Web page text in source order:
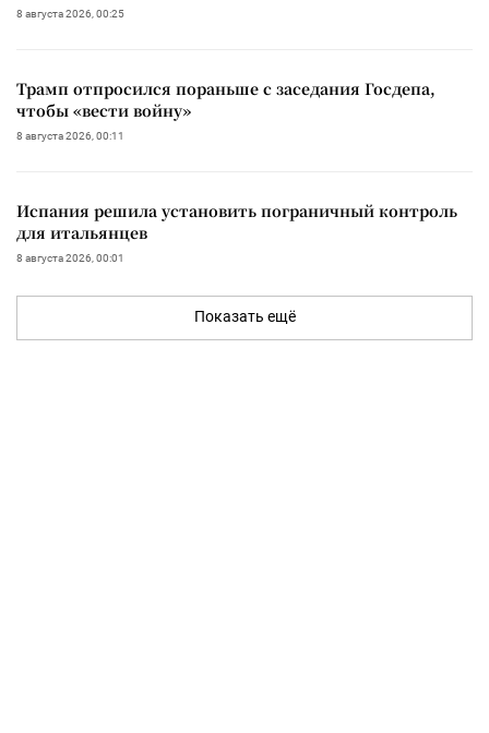
8 августа 2026, 00:25
Трамп отпросился пораньше с заседания Госдепа,
чтобы «вести войну»
8 августа 2026, 00:11
Испания решила установить пограничный контроль
для итальянцев
8 августа 2026, 00:01
Показать ещё